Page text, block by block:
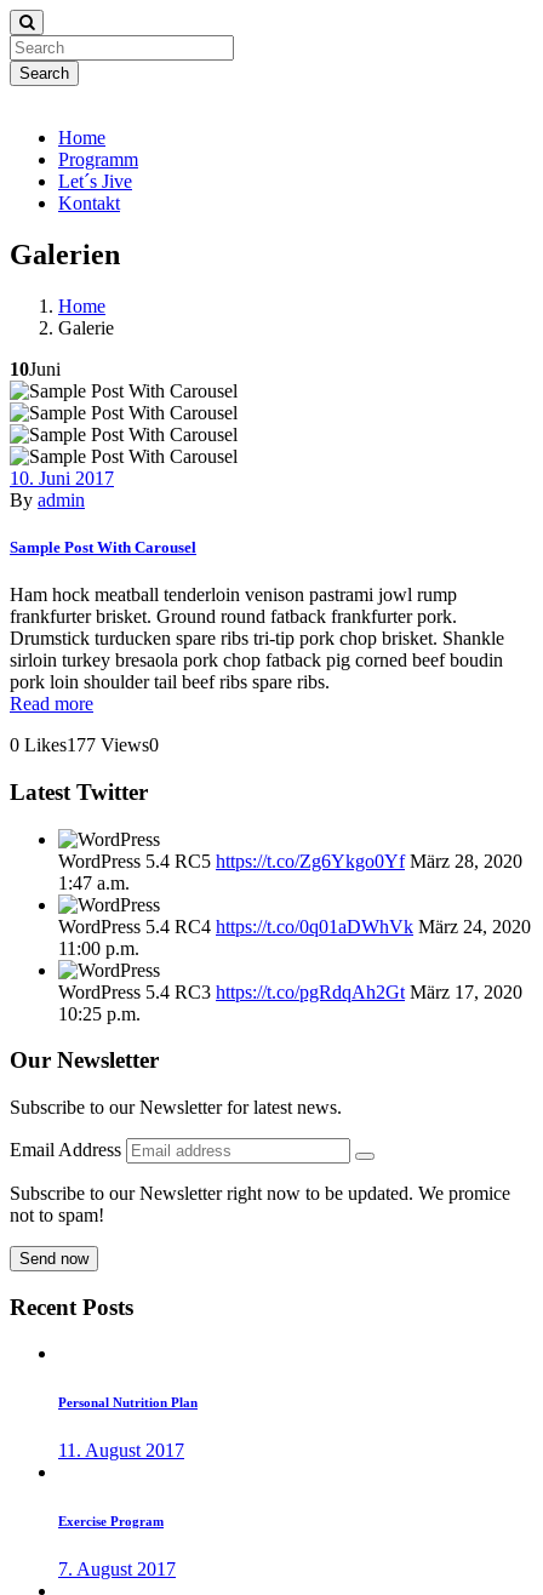
Search
Home
Programm
Let´s Jive
Kontakt
Galerien
Home
Galerie
10Juni
10. Juni 2017
By admin
Sample Post With Carousel
Ham hock meatball tenderloin venison pastrami jowl rump
frankfurter brisket. Ground round fatback frankfurter pork.
Drumstick turducken spare ribs tri-tip pork chop brisket. Shankle
sirloin turkey bresaola pork chop fatback pig corned beef boudin
pork loin shoulder tail beef ribs spare ribs.
Read more
0 Likes177 Views0
Latest Twitter
WordPress 5.4 RC5 https://t.co/Zg6Ykgo0Yf März 28, 2020
1:47 a.m.
WordPress 5.4 RC4 https://t.co/0q01aDWhVk März 24, 2020
11:00 p.m.
WordPress 5.4 RC3 https://t.co/pgRdqAh2Gt März 17, 2020
10:25 p.m.
Our Newsletter
Subscribe to our Newsletter for latest news.
Email Address
Subscribe to our Newsletter right now to be updated. We promice
not to spam!
Recent Posts
Personal Nutrition Plan
11. August 2017
Exercise Program
7. August 2017